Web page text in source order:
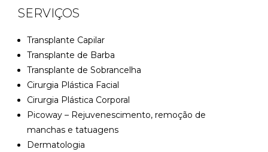
SERVIÇOS
Transplante Capilar
Transplante de Barba
Transplante de Sobrancelha
Cirurgia Plástica Facial
Cirurgia Plástica Corporal
Picoway – Rejuvenescimento, remoção de
manchas e tatuagens
Dermatologia